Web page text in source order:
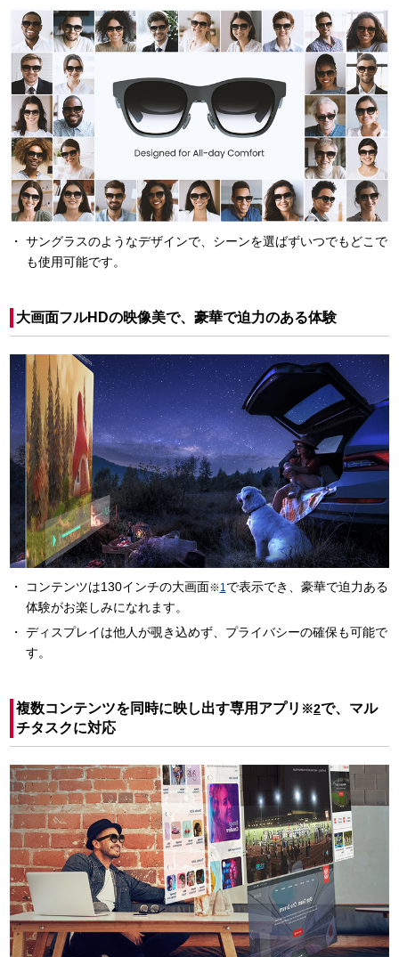
サングラスのようなデザインで、シーンを選ばずいつでもどこで
も使用可能です。
大画面フルHDの映像美で、豪華で迫力のある体験
コンテンツは130インチの大画面※1 で表示でき、豪華で迫力ある
体験がお楽しみになれます。
ディスプレイは他人が覗き込めず、プライバシーの確保も可能で
す。
複数コンテンツを同時に映し出す専用アプリ ※2で、マル
チタスクに対応